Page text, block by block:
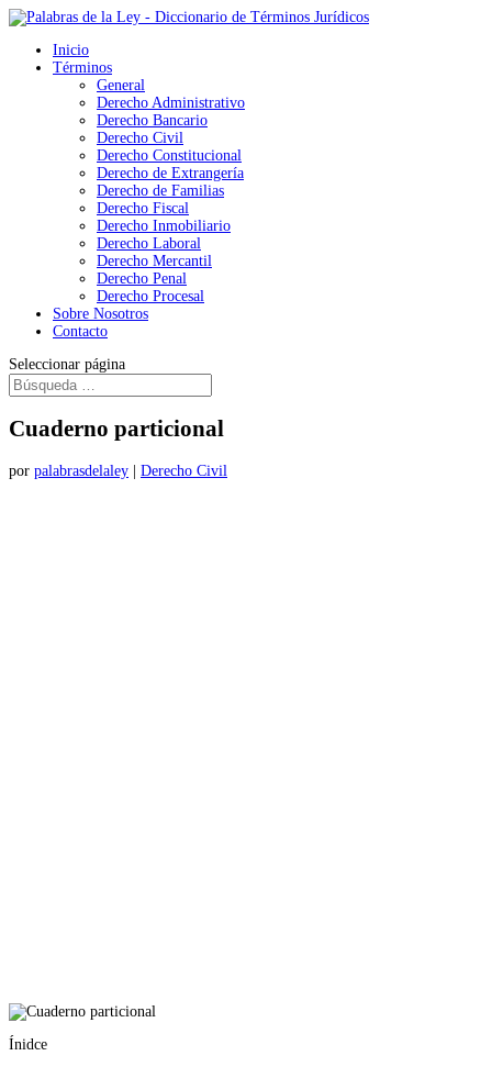
Inicio
Términos
General
Derecho Administrativo
Derecho Bancario
Derecho Civil
Derecho Constitucional
Derecho de Extrangería
Derecho de Familias
Derecho Fiscal
Derecho Inmobiliario
Derecho Laboral
Derecho Mercantil
Derecho Penal
Derecho Procesal
Sobre Nosotros
Contacto
Seleccionar página
Cuaderno particional
por palabrasdelaley Derecho Civil
Ínidce